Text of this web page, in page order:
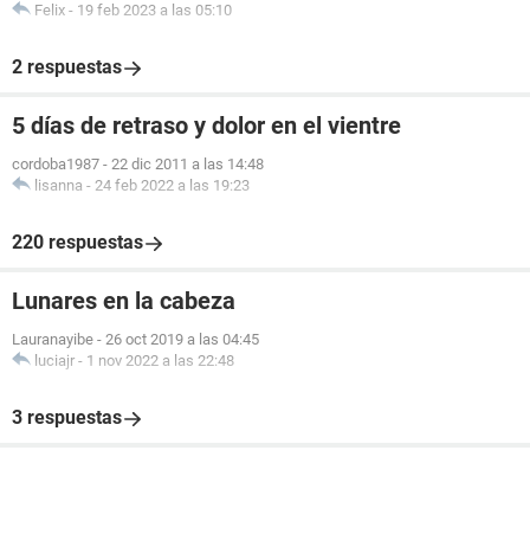
Felix - 19 feb 2023 a las 05:10
2 respuestas
5 días de retraso y dolor en el vientre
cordoba1987 - 22 dic 2011 a las 14:48
lisanna - 24 feb 2022 a las 19:23
220 respuestas
Lunares en la cabeza
Lauranayibe - 26 oct 2019 a las 04:45
luciajr - 1 nov 2022 a las 22:48
3 respuestas